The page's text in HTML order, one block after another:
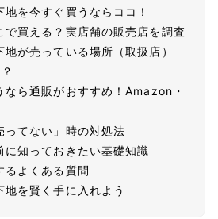
地を今すぐ買うならココ！
で買える？実店舗の販売店を調査
が売っている場所（取扱店）
なら通販がおすすめ！Amazon・
ってない」時の対処法
に知っておきたい基礎知識
るよくある質問
地を賢く手に入れよう